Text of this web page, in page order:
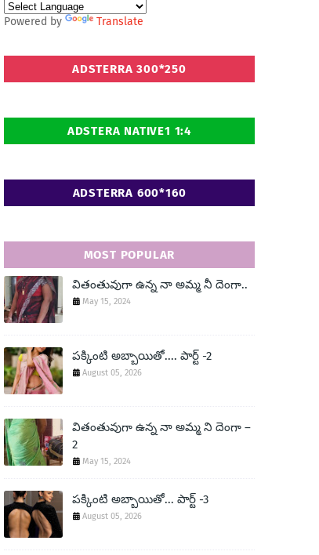
Powered by Translate
ADSTERRA 300*250
ADSTERA NATIVE1 1:4
ADSTERRA 600*160
MOST POPULAR
వితంతువుగా ఉన్న నా అమ్మ నీ దెంగా..
May 15, 2024
పక్కింటి అబ్బాయితో.... పార్ట్ -2
August 05, 2026
వితంతువుగా ఉన్న నా అమ్మ ని దెంగా –
2
May 15, 2024
పక్కింటి అబ్బాయితో... పార్ట్ -3
August 05, 2026